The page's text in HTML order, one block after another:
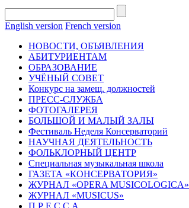
English version French version
НОВОСТИ, ОБЪЯВЛЕНИЯ
АБИТУРИЕНТАМ
ОБРАЗОВАНИЕ
УЧЁНЫЙ СОВЕТ
Конкурс на замещ. должностей
ПРЕСС-СЛУЖБА
ФОТОГАЛЕРЕЯ
БОЛЬШОЙ И МАЛЫЙ ЗАЛЫ
Фестиваль Неделя Консерваторий
НАУЧНАЯ ДЕЯТЕЛЬНОСТЬ
ФОЛЬКЛОРНЫЙ ЦЕНТР
Специальная музыкальная школа
ГАЗЕТА «КОНСЕРВАТОРИЯ»
ЖУРНАЛ «OPERA MUSICOLOGICA»
ЖУРНАЛ «MUSICUS»
П Р Е С С А